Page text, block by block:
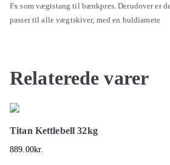
Fx som vægtstang til bænkpres. Derudover er
passer til alle vægtskiver, med en huldiamete
Relaterede varer
Titan Kettlebell 32kg
889.00kr.